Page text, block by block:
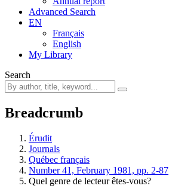
Advanced Search
EN
Français
English
My Library
Search
Breadcrumb
Érudit
Journals
Québec français
Number 41, February 1981, pp. 2-87
Quel genre de lecteur êtes-vous?